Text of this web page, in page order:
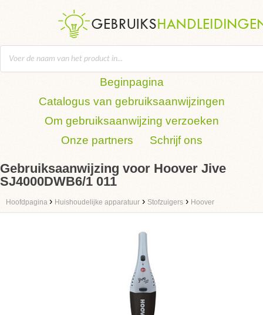
Beginpagina
Catalogus van gebruiksaanwijzingen
Om gebruiksaanwijzing verzoeken
Onze partners
Schrijf ons
Gebruiksaanwijzing voor Hoover Jive
SJ4000DWB6/1 011
Hoofdpagina › Huishoudelijke apparatuur › Stofzuigers › Hoover